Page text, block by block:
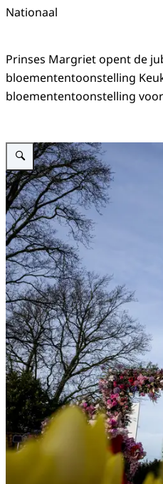
Nationaal
Prinses Margriet opent de
bloemententoonstelling
bloemententoonstelling
Vergroot afbeelding Prinses Margriet